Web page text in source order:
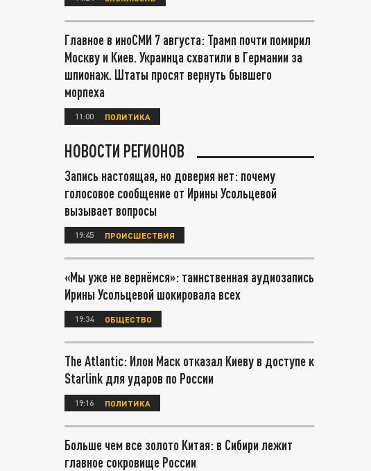
Главное в иноСМИ 7 августа: Трамп почти помирил
Москву и Киев. Украинца схватили в Германии за
шпионаж. Штаты просят вернуть бывшего
морпеха
11:00 ПОЛИТИКА
НОВОСТИ РЕГИОНОВ
Запись настоящая, но доверия нет: почему
голосовое сообщение от Ирины Усольцевой
вызывает вопросы
19:45 ПРОИСШЕСТВИЯ
«Мы уже не вернёмся»: таинственная аудиозапись
Ирины Усольцевой шокировала всех
19:34 ОБЩЕСТВО
The Atlantic: Илон Маск отказал Киеву в доступе к
Starlink для ударов по России
19:16 ПОЛИТИКА
Больше чем все золото Китая: в Сибири лежит
главное сокровище России